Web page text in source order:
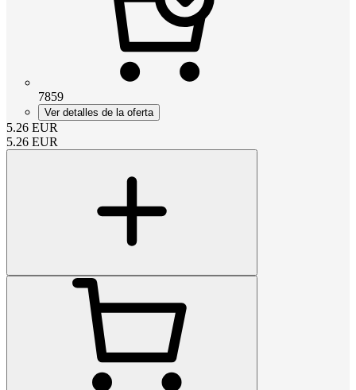
7859
Ver detalles de la oferta
5.26 EUR
5.26 EUR